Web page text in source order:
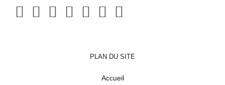
PLAN DU SITE
Accueil